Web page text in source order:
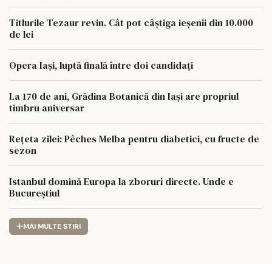
Titlurile Tezaur revin. Cât pot câștiga ieșenii din 10.000
de lei
Opera Iași, luptă finală între doi candidați
La 170 de ani, Grădina Botanică din Iași are propriul
timbru aniversar
Rețeta zilei: Pêches Melba pentru diabetici, cu fructe de
sezon
Istanbul domină Europa la zboruri directe. Unde e
Bucureștiul
MAI MULTE STIRI